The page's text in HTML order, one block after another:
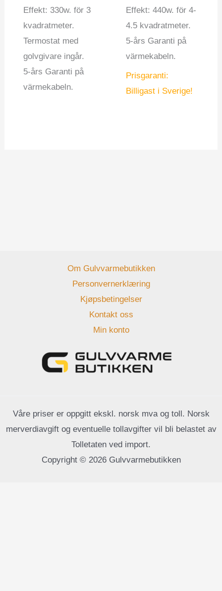
Effekt: 330w. för 3
kvadratmeter.
Termostat med
golvgivare ingår.
5-års Garanti på
värmekabeln.
Effekt: 440w. för 4-
4.5 kvadratmeter.
5-års Garanti på
värmekabeln.
Prisgaranti:
Billigast i Sverige!
Om Gulvvarmebutikken
Personvernerklæring
Kjøpsbetingelser
Kontakt oss
Min konto
Våre priser er oppgitt ekskl. norsk mva og toll. Norsk
merverdiavgift og eventuelle tollavgifter vil bli belastet av
Tolletaten ved import.
Copyright © 2026 Gulvvarmebutikken